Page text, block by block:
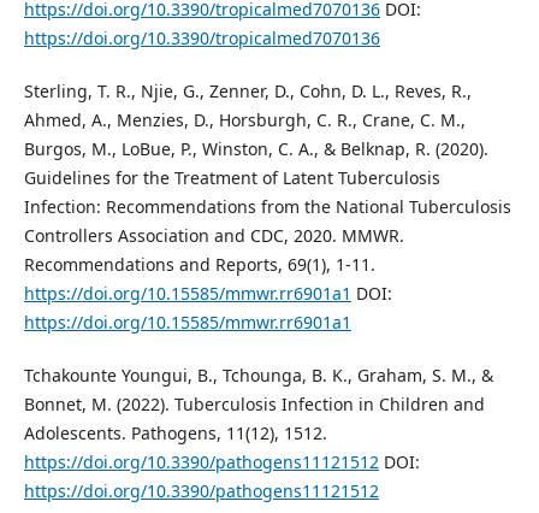
https://doi.org/10.3390/tropicalmed7070136DOI:
https://doi.org/10.3390/tropicalmed7070136
Sterling, T. R., Njie, G., Zenner, D., Cohn, D. L., Reves, R.,
Ahmed, A., Menzies, D., Horsburgh, C. R., Crane, C. M.,
Burgos, M., LoBue, P., Winston, C. A., & Belknap, R. (2020).
Guidelines for the Treatment of Latent Tuberculosis
Infection: Recommendations from the National Tuberculosis
Controllers Association and CDC, 2020. MMWR.
Recommendations and Reports, 69(1), 1-11.
https://doi.org/10.15585/mmwr.rr6901a1 DOI:
https://doi.org/10.15585/mmwr.rr6901a1
Tchakounte Youngui, B., Tchounga, B. K., Graham, S. M., &
Bonnet, M. (2022). Tuberculosis Infection in Children and
Adolescents. Pathogens, 11(12), 1512.
https://doi.org/10.3390/pathogens11121512 DOI:
https://doi.org/10.3390/pathogens11121512